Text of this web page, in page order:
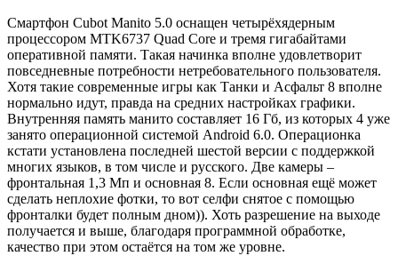
Смартфон Cubot Manito 5.0 оснащен четырёхядерным
процессором MTK6737 Quad Core и тремя гигабайтами
оперативной памяти. Такая начинка вполне удовлетворит
повседневные потребности нетребовательного пользователя.
Хотя такие современные игры как Танки и Асфальт 8 вполне
нормально идут, правда на средних настройках графики.
Внутренняя память манито составляет 16 Гб, из которых 4 уже
занято операционной системой Android 6.0. Операционка
кстати установлена последней шестой версии с поддержкой
многих языков, в том числе и русского. Две камеры –
фронтальная 1,3 Мп и основная 8. Если основная ещё может
сделать неплохие фотки, то вот селфи снятое с помощью
фронталки будет полным дном)). Хоть разрешение на выходе
получается и выше, благодаря программной обработке,
качество при этом остаётся на том же уровне.